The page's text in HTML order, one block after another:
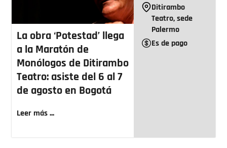
La obra ‘Potestad’ llega
a la Maratón de
Monólogos de Ditirambo
Teatro: asiste del 6 al 7
de agosto en Bogotá
Leer más ...
Ditirambo
Teatro, sede
Palermo
Es de pago